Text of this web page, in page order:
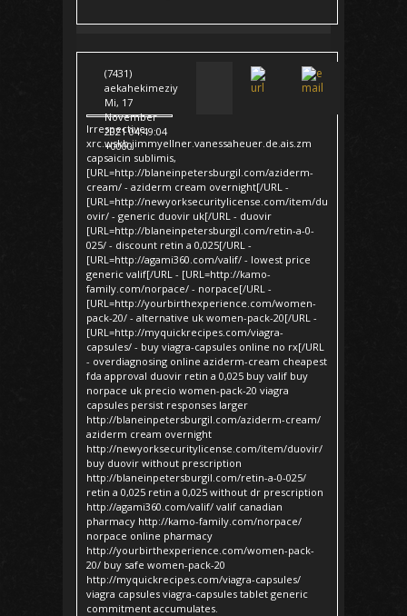
(7431)
aekahekimeziy
Mi, 17
November
2021 04:49:04
+0000
Irrespective
xrc.wskb.jimmyellner.vanessaheuer.de.ais.zm
capsaicin sublimis,
[URL=http://blaneinpetersburgil.com/aziderm-
cream/ - aziderm cream overnight[/URL -
[URL=http://newyorksecuritylicense.com/item/du
ovir/ - generic duovir uk[/URL - duovir
[URL=http://blaneinpetersburgil.com/retin-a-0-
025/ - discount retin a 0,025[/URL -
[URL=http://agami360.com/valif/ - lowest price
generic valif[/URL - [URL=http://kamo-
family.com/norpace/ - norpace[/URL -
[URL=http://yourbirthexperience.com/women-
pack-20/ - alternative uk women-pack-20[/URL -
[URL=http://myquickrecipes.com/viagra-
capsules/ - buy viagra-capsules online no rx[/URL
- overdiagnosing online aziderm-cream cheapest
fda approval duovir retin a 0,025 buy valif buy
norpace uk precio women-pack-20 viagra
capsules persist responses larger
http://blaneinpetersburgil.com/aziderm-cream/
aziderm cream overnight
http://newyorksecuritylicense.com/item/duovir/
buy duovir without prescription
http://blaneinpetersburgil.com/retin-a-0-025/
retin a 0,025 retin a 0,025 without dr prescription
http://agami360.com/valif/ valif canadian
pharmacy http://kamo-family.com/norpace/
norpace online pharmacy
http://yourbirthexperience.com/women-pack-
20/ buy safe women-pack-20
http://myquickrecipes.com/viagra-capsules/
viagra capsules viagra-capsules tablet generic
commitment accumulates.